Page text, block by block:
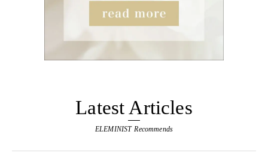
Latest Articles
ELEMINIST Recommends